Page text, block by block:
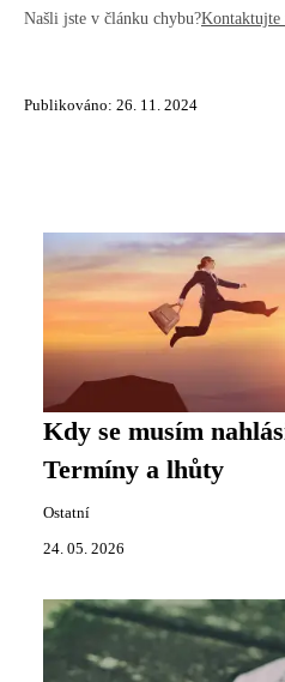
Našli jste v článku chybu?Kontaktujte
Publikováno: 26. 11. 2024
Kdy se musím
Termíny a lhůty
Ostatní
24. 05. 2026